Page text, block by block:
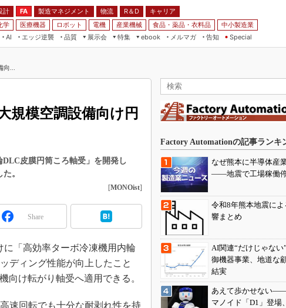
計 FA 製造マネジメント 物流 R＆D
キャリア
学 医療機器 ロボット 電機 産業機械 食品・薬品・衣料品
中小製造業
AI
エッジ逆襲 品質
展示会
EXPO
WORLD
ネット展
特集
ながるクルマ
VR／AR
フィールドサービス
み込み画像技術
み込みモデリング
車載ソフト開発
償設計ツール
3Dプリンタ
デジタルツインとCAE
S＆OP
ebook
FA
メルマガ
告知 Special
...
規模空調設備向け円
皮膜円筒ころ軸受」を開発し
。
[MONOist]
Share
「高効率ターボ冷凍機用内輪
ディング性能が向上したこと
向け転がり軸受へ適用できる。
速回転でも十分な耐剥れ性を持
Factory Automationの記事ランキ
なぜ熊本に半導体産
――地震で工場稼働
令和8年熊本地震に
響まとめ
AI関連“だけじゃない
御機器事業、地道な
結実
あえて歩かせない
マノイド「D1」登場